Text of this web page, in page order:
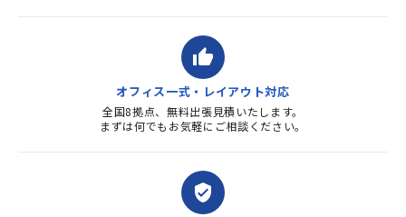
thumb_up
オフィス一式・レイアウト対応
全国8拠点、無料出張見積いたします。
まずは何でもお気軽にご相談ください。
verified_user